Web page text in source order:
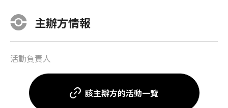
主辦方情報
活動負責人
該主辦方的活動一覽